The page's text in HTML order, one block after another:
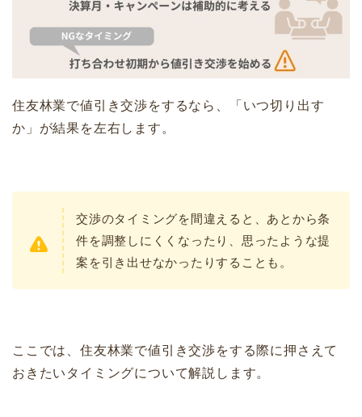
住友林業で値引き交渉をするなら、「いつ切り出す
か」が結果を左右します。
交渉のタイミングを間違えると、あとから条
件を調整しにくくなったり、思ったような提
案を引き出せなかったりすることも。
ここでは、住友林業で値引き交渉をする際に押さえて
おきたいタイミングについて解説します。